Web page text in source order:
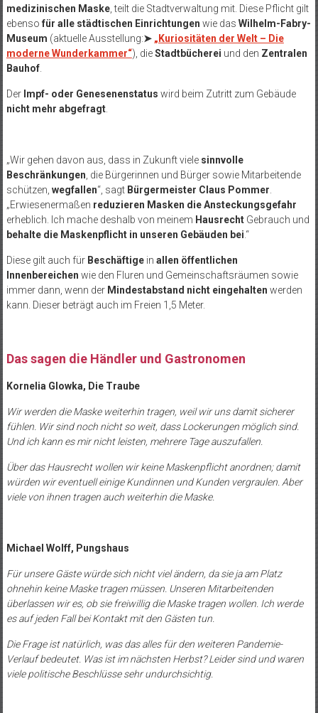
medizinischen Maske, teilt die Stadtverwaltung mit. Diese Pflicht gilt
ebenso für alle städtischen Einrichtungen wie das Wilhelm-Fabry-
Museum (aktuelle Ausstellung:➤ „Kuriositäten der Welt – Die
moderne Wunderkammer“) , dieStadtbücherei und den Zentralen
Bauhof.
Der Impf- oder Genesenenstatus wird beim Zutritt zum Gebäude
nicht mehr abgefragt.
„Wir gehen davon aus, dass in Zukunft viele sinnvolle
Beschränkungen , die Bürgerinnen und Bürger sowie Mitarbeitende
schützen, wegfallen“, sagt Bürgermeister Claus Pommer
„Erwiesenermaßen reduzieren Masken die Ansteckungsgefahr
erheblich. Ich mache deshalb von meinem HausrechtGebrauch und
behalte die Maskenpflicht in unseren Gebäuden bei .“
Diese gilt auch für Beschäftigein allen öffentlichen
Innenbereichen wie den Fluren und Gemeinschaftsräumen sowie
immer dann, wenn der Mindestabstand nicht eingehalten werden
kann. Dieser beträgt auch im Freien 1,5 Meter.
Das sagen die Händler und Gastronomen
Kornelia Glowka, Die Traube
Wir werden die Maske weiterhin tragen, weil wir uns damit sicherer
fühlen. Wir sind noch nicht so weit, dass Lockerungen möglich sind.
Und ich kann es mir nicht leisten, mehrere Tage auszufallen.
Über das Hausrecht wollen wir keine Maskenpflicht anordnen; damit
würden wir eventuell einige Kundinnen und Kunden vergraulen. Aber
viele von ihnen tragen auch weiterhin die Maske.
Michael Wolff, Pungshaus
Für unsere Gäste würde sich nicht viel ändern, da sie ja am Platz
ohnehin keine Maske tragen müssen. Unseren Mitarbeitenden
überlassen wir es, ob sie freiwillig die Maske tragen wollen. Ich werde
es auf jeden Fall bei Kontakt mit den Gästen tun.
Die Frage ist natürlich, was das alles für den weiteren Pandemie-
Verlauf bedeutet. Was ist im nächsten Herbst? Leider sind und waren
viele politische Beschlüsse sehr undurchsichtig.